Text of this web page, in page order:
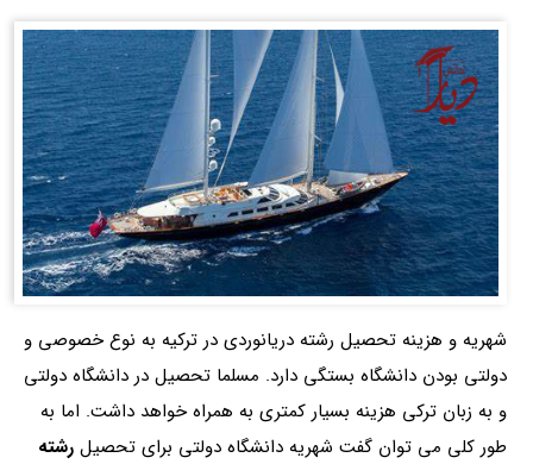
شهریه و هزینه تحصیل رشته دریانوردی در ترکیه به نوع خصوصی و
دولتی بودن دانشگاه بستگی دارد. مسلما تحصیل در دانشگاه دولتی
و به زبان ترکی هزینه بسیار کمتری به همراه خواهد داشت. اما به
طور کلی می توان گفت شهریه دانشگاه دولتی برای تحصیل رشته